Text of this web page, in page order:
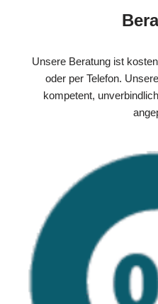
Unsere Beratung ist
oder per Telefon.
kompetent,